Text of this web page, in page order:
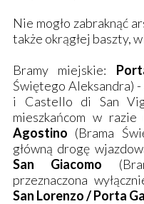
Nie mogło zabraknąć
także okrągłej baszty,
Bramy miejskie:
Świętego Aleksandra)
i Castello di San
mieszkańcom w razie
Agostino (Brama
główną drogę
San Giacomo
przeznaczona
San Lorenzo / Porta